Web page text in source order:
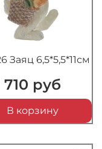
Заяц 6,5*5,5*11см
710 руб
В корзину